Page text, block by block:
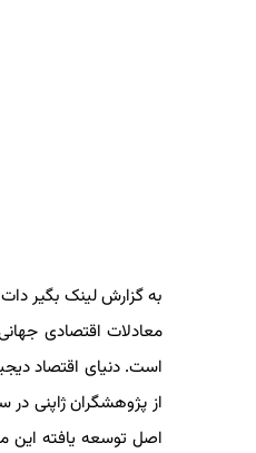
به گزارش لینک بگیر دات
است. دنیای اقتصاد
اصل توسعه یافته این